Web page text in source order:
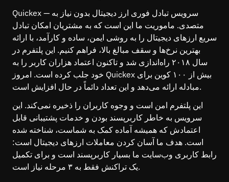
Quickex — سرویس تبادل فوری ارز دیجیتال بدون نیاز به
متصدی. ماموریت ما این است که به مشتریان امکان تبادل
سریع ارزهای دیجیتال را به روشی ایمن، ساده و کارآمد، با ارائه
بهترین نرخ‌ها و سقف مبالغ بالا، فراهم کنیم. این پلتفرم در
سال ۲۰۱۸ راه‌اندازی شد و تاکنون اعتماد هزاران کاربر را به
خود جلب کرده است. امروز Quickex بیش از ۱۰۰ کوین برای
مبادله ارائه می‌دهد و این تعداد دائماً در حال افزایش است.
این پلتفرم امن است و وجوه کاربران را ذخیره نمی‌کند. این
سرویس به خاطر کاربرپسند بودن و خدمات پشتیبانی قابل
اعتمادش که همیشه آماده کمک به شماست، شناخته شده
است. هدف ما آسان کردن معاملات ارزهای دیجیتال است:
رابط کاربری وب‌سایت ما بسیار کاربرپسند است و برای تکمیل
یک تراکنش فقط به ۳ مرحله نیاز است.